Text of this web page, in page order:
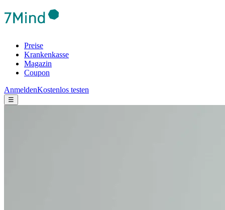
Preise
Krankenkasse
Magazin
Coupon
AnmeldenKostenlos testen
☰